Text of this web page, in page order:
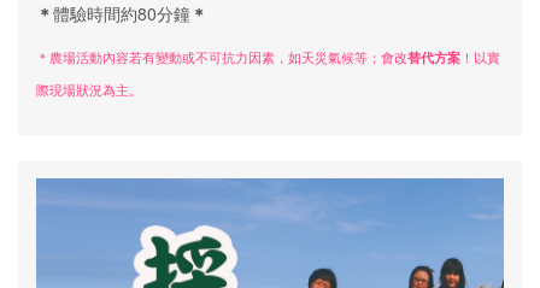
＊ 體驗時間約80分鐘 ＊
＊農場活動內容若有變動或不可抗力因素，如天災氣候等；會改替代方案 ！以實
際現場狀況為主。